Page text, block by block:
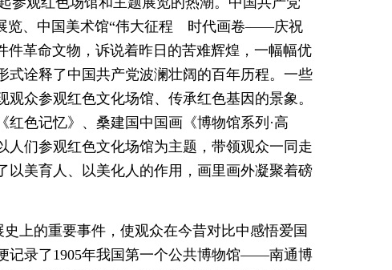
览、中国美术馆“伟大征程 时代画卷——庆祝
件革命文物，诉说着昨日的苦难辉煌，一幅幅优
诠释了中国共产党波澜壮阔的百年历程。一些
众参观红色文化场馆、传承红色基因的景象。
色记忆》、桑建国中国画《博物馆系列·高
们参观红色文化场馆为主题，带领观众一同走
以美育人、以美化人的作用，画里画外凝聚着磅
上的重要事件，使观众在今昔对比中感悟爱国
记录了1905年我国第一个公共博物馆——南通博